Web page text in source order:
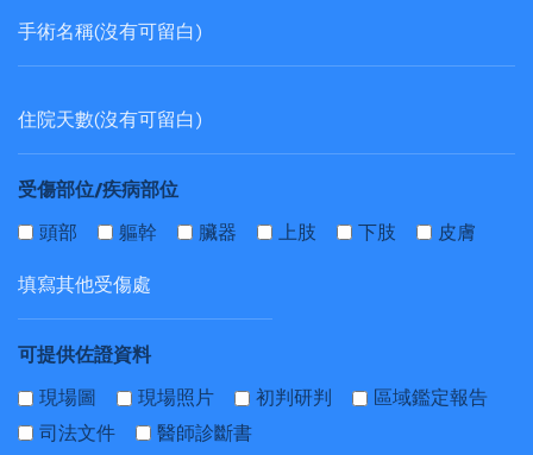
受傷部位/疾病部位
頭部
軀幹 臟器 上肢 下肢 皮膚
可提供佐證資料
現場圖
現場照片 初判研判
區域鑑定報告
司法文件
醫師診斷書